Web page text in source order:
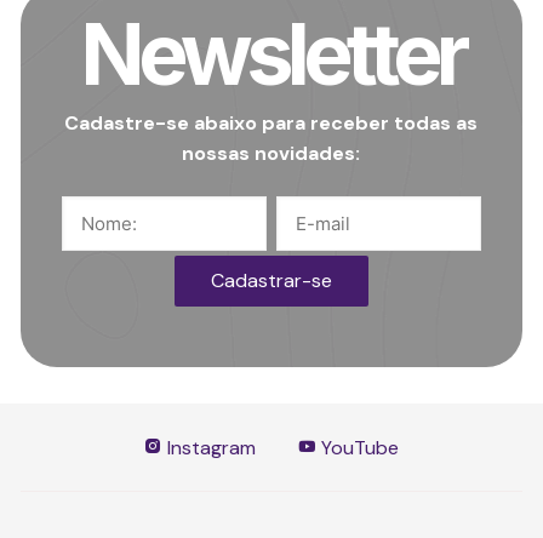
Newsletter
Cadastre-se abaixo para receber todas as
nossas novidades:
Instagram YouTube